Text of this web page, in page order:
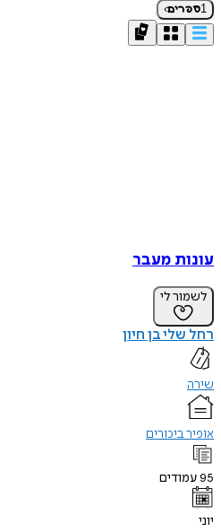
1ספרים›
עונות מעבר
לשמור לי
רחל שלי בן חיון
שירה
אופיר ביכורים
95עמודים
יוני